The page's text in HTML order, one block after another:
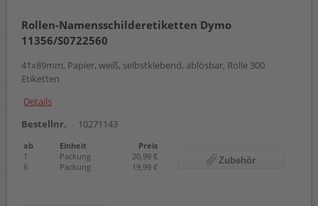
Rollen-Namensschilderetiketten Dymo
11356/S0722560
41x89mm, Papier, weiß, selbstklebend, ablösbar, Rolle 300
Etiketten
Details
Bestellnr.
10271143
ab Einheit
Preis
1
Packung
20,99 €
6
Packung 19,99 €
Zubehör